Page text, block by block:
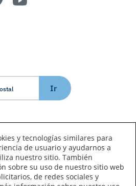
Ir
y tecnologías similares para
de usuario y ayudarnos a
nuestro sitio. También
sobre su uso de nuestro sitio web
de redes sociales y